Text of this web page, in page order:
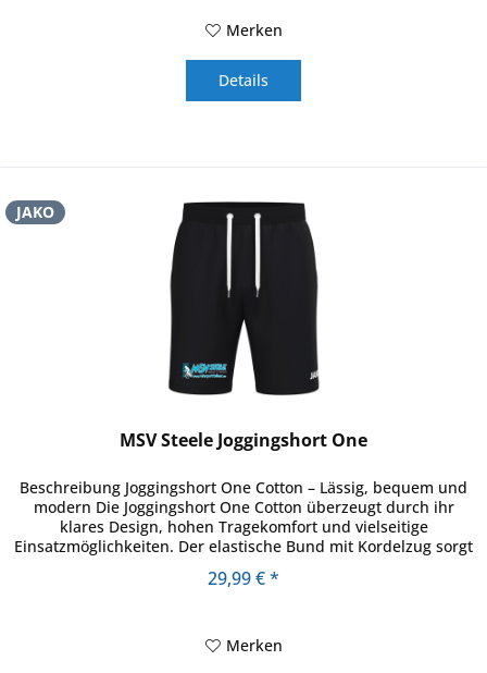
Merken
Details
JAKO
MSV Steele Joggingshort One
Beschreibung Joggingshort One Cotton – Lässig, bequem und
modern Die Joggingshort One Cotton überzeugt durch ihr
klares Design, hohen Tragekomfort und vielseitige
Einsatzmöglichkeiten. Der elastische Bund mit Kordelzug sorgt
29,99 € *
Merken